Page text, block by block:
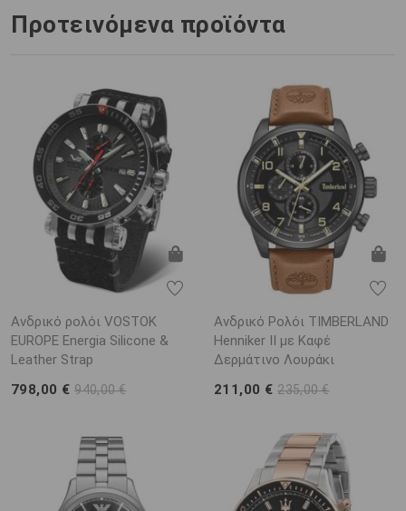
Προτεινόμενα προϊόντα
Ανδρικό ρολόι VOSTOK
EUROPE Energia Silicone &
Leather Strap
798,00 €940,00 €
Ανδρικό Ρολόι TIMBERLAND
Henniker II με Καφέ
Δερμάτινο Λουράκι
211,00 €235,00 €